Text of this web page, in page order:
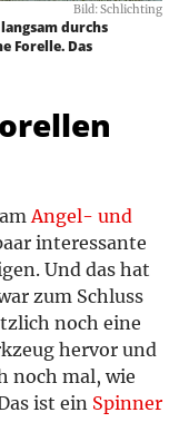
Bild: Schlichting
durchs
Forelle. Das
Angel- und
interessante
Und das hat
zum Schluss
noch eine
hervor und
noch mal, wie
ist ein Spinner